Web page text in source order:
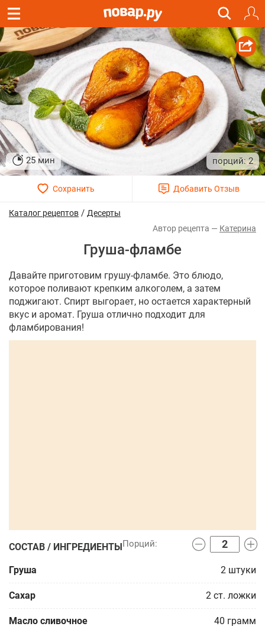
25 мин 2
Каталог рецептов / Десерты
Катерина
Груша-фламбе
Давайте приготовим грушу-фламбе. Это блюдо,
которое поливают крепким алкоголем, а затем
поджигают. Спирт выгорает, но остается характерный
вкус и аромат. Груша отлично подходит для
фламбирования!
СОСТАВ / ИНГРЕДИЕНТЫ
Груша 2 штуки
Сахар 2 ст. ложки
Масло сливочное 40 грамм